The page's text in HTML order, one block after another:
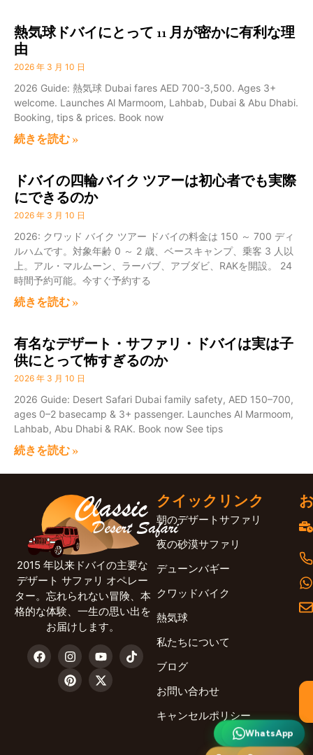
熱気球ドバイにとって 11 月が密かに有利な理
由
2026 年 3 月 10 日
2026 Guide: 熱気球 Dubai fares AED 700-3,500. Ages 3+
welcome. Launches Al Marmoom, Lahbab, Dubai & Abu Dhabi.
Booking, tips & prices. Book now
続きを読む »
ドバイの四輪バイク ツアーは初心者でも実際
にできるのか
2026 年 3 月 10 日
2026: クワッド バイク ツアー ドバイの料金は 150 ～ 700 ディ
ルハムです。対象年齢 0 ～ 2 歳、ベースキャンプ、乗客 3 人以
上。アル・マルムーン、ラーバブ、アブダビ、RAKを開設。 24
時間予約可能。今すぐ予約する
続きを読む »
有名なデザート・サファリ・ドバイは実は子
供にとって怖すぎるのか
2026 年 3 月 10 日
2026 Guide: Desert Safari Dubai family safety, AED 150–700,
ages 0–2 basecamp & 3+ passenger. Launches Al Marmoom,
Lahbab, Abu Dhabi & RAK. Book now See tips
続きを読む »
2015 年以来ドバイの主要な
デザート サファリ オペレー
ター。忘れられない冒険、本
格的な体験、一生の思い出を
お届けします。
クイックリンク
朝のデザートサファリ
夜の砂漠サファリ
デューンバギー
クワッドバイク
熱気球
私たちについて
ブログ
お問い合わせ
キャンセルポリシー
ワッツアップ
WhatsApp